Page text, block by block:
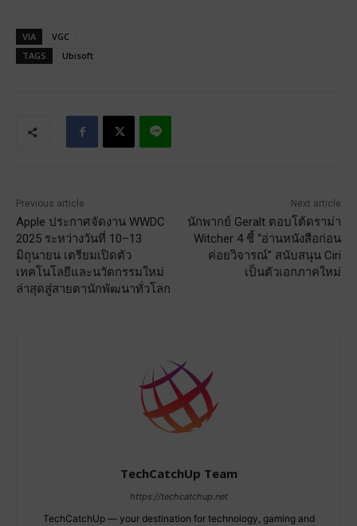
VIA
VGC
TAGS
Ubisoft
Previous article
Apple ประกาศจัดงาน WWDC
2025 ระหว่างวันที่ 10–13
มิถุนายน เตรียมเปิดตัว
เทคโนโลยีและนวัตกรรมใหม่
ล่าสุดสู่สายตานักพัฒนาทั่วโลก
Next article
นักพากย์ Geralt ตอบโต้ดราม่า
Witcher 4 ชี้ “อ่านหนังสือก่อน
ค่อยวิจารณ์” สนับสนุน Ciri
เป็นตัวเอกภาคใหม่
TechCatchUp Team
https://techcatchup.net
TechCatchUp — your destination for technology, gaming and